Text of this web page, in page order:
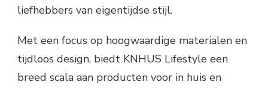
liefhebbers van eigentijdse stijl.
Met een focus op hoogwaardige materialen en
tijdloos design, biedt KNHUS Lifestyle een
breed scala aan producten voor in huis en